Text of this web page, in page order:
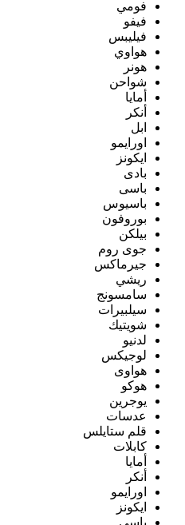
فومي
فيفو
فيليبس
هواوي
هونر
شواحن
أمايا
أنكر
ابل
اورايمو
ايكونز
بادى
باسى
باسيوس
بوروفون
بيلكن
جوى روم
جيرماكس
ريشي
سامسونج
سيلبيرات
شويتيك
لدنيو
لوجيكس
هواوى
هوكو
يوجرين
عدسات
قلم ستايلس
كابلات
أمايا
أنكر
اورايمو
ايكونز